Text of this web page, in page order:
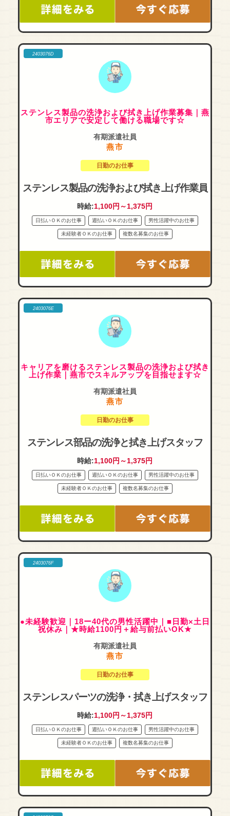
2403076D
ステンレス製品の洗浄および拭き上げ作業募集｜燕
市エリアで安定して働ける職場です☆
有期派遣社員
燕市
日勤のお仕事
ステンレス製品の洗浄および拭き上げ作業員
時給:1,100円～1,375円
日払いＯＫのお仕事 週払いＯＫのお仕事 男性活躍中のお仕事
未経験者ＯＫのお仕事 複数名募集のお仕事
2403076E
キャリアを磨けるステンレス製品の洗浄および拭き
上げ作業｜燕市でスキルアップを目指せます☆
有期派遣社員
燕市
日勤のお仕事
ステンレス部品の洗浄と拭き上げスタッフ
時給:1,100円～1,375円
日払いＯＫのお仕事 週払いＯＫのお仕事 男性活躍中のお仕事
未経験者ＯＫのお仕事 複数名募集のお仕事
2403076F
●未経験歓迎｜18ー40代の男性活躍中｜■日勤×土日
祝休み｜★時給1100円＋給与前払いOK★
有期派遣社員
燕市
日勤のお仕事
ステンレスパーツの洗浄・拭き上げスタッフ
時給:1,100円～1,375円
日払いＯＫのお仕事 週払いＯＫのお仕事 男性活躍中のお仕事
未経験者ＯＫのお仕事 複数名募集のお仕事